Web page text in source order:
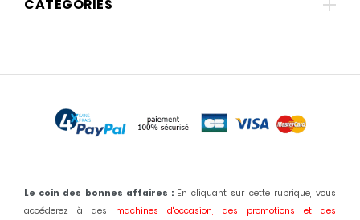
CATÉGORIES
Le coin des bonnes affaires : En cliquant sur cette rubrique, vous
accéderez à des machines d'occasion, des promotions et des